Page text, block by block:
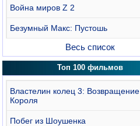
Война миров Z 2
Безумный Макс: Пустошь
Весь список
Топ 100 фильмов
Властелин колец 3: Возвращение
Короля
Побег из Шоушенка